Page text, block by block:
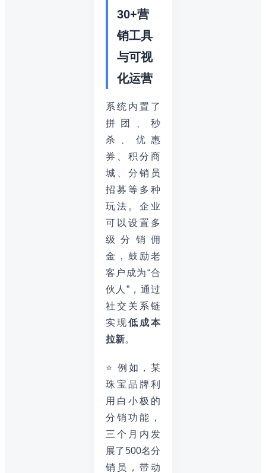
30+营
销工具
与可视
化运营
系统内置了
拼团、秒
杀、优惠
券、积分商
城、分销员
招募等多种
玩法。企业
可以设置多
级分销佣
金，鼓励老
客户成为“合
伙人”，通过
社交关系链
实现低成本
拉新。
⭐ 例如，某
珠宝品牌利
用白小极的
分销功能，
三个月内发
展了500名分
销员，带动